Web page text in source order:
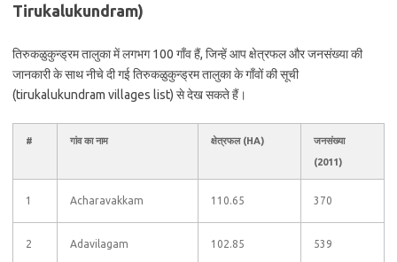
Tirukalukundram)
तिरुकळुकुन्ड्रम तालुका में लगभग 100 गाँव हैं, जिन्हें आप क्षेत्रफल और जनसंख्या की
जानकारी के साथ नीचे दी गई तिरुकळुकुन्ड्रम तालुका के गाँवों की सूची
(tirukalukundram villages list) से देख सकते हैं।
# गांव का नाम क्षेत्रफल (HA)
जनसंख्या
(2011)
1 Acharavakkam 110.65 370
2 Adavilagam 102.85 539